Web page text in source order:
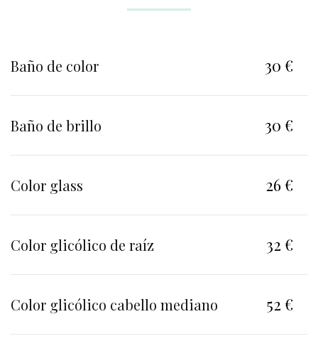
Baño de color 30 €
Baño de brillo 30 €
Color glass 26 €
Color glicólico de raíz 32 €
Color glicólico cabello mediano 52 €